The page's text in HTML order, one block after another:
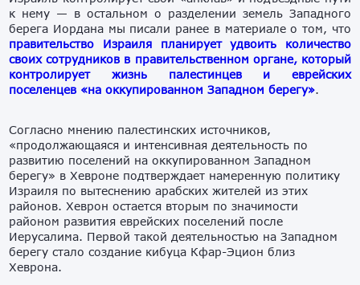
к нему — в остальном о разделении земель Западного
берега Иордана мы писали ранее в материале о том, что
правительство Израиля планирует удвоить количество
своих сотрудников в правительственном органе, который
контролирует жизнь палестинцев и еврейских
поселенцев «на оккупированном Западном берегу».
Согласно мнению палестинских источников,
«продолжающаяся и интенсивная деятельность по
развитию поселений на оккупированном Западном
берегу» в Хевроне подтверждает намеренную политику
Израиля по вытеснению арабских жителей из этих
районов. Хеврон остается вторым по значимости
районом развития еврейских поселений после
Иерусалима. Первойтакой деятельностью на Западном
берегу стало создание кибуца Кфар-Эционблиз
Хеврона.